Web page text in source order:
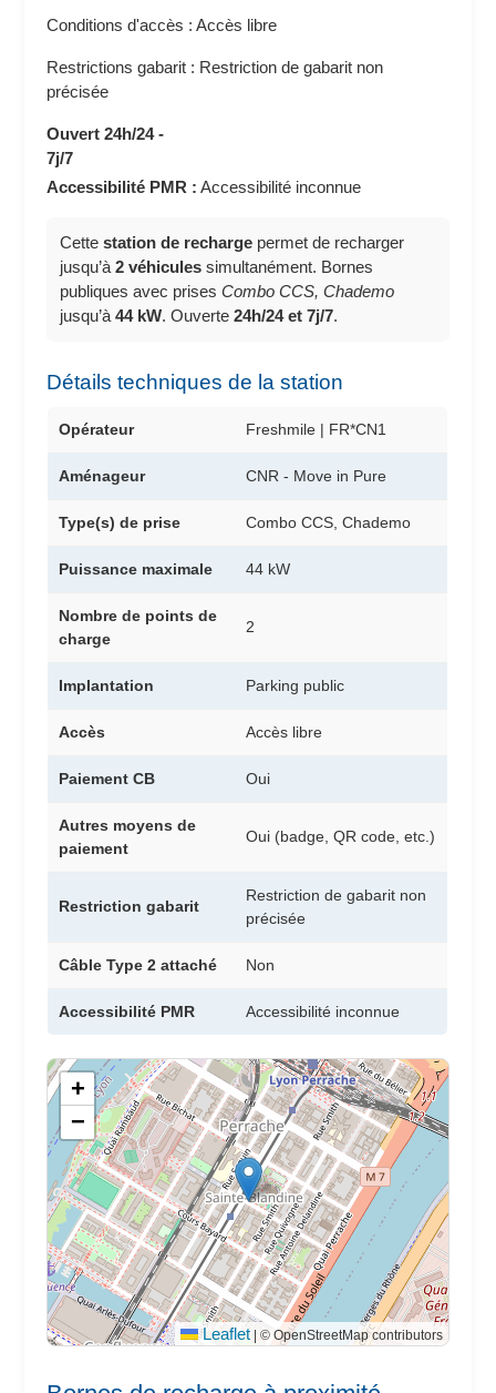
Conditions d'accès : Accès libre
Restrictions gabarit : Restriction de gabarit non
précisée
Ouvert 24h/24 -
7j/7
Accessibilité PMR : Accessibilité inconnue
Cettestation de recharge permet de recharger
jusqu’à2 véhicules simultanément. Bornes
publiques avec prisesCombo CCS, Chademo
jusqu’à44 kW. Ouverte24h/24 et 7j/7.
Détails techniques de la station
Opérateur Freshmile | FR*CN1
Aménageur CNR - Move in Pure
Type(s) de prise Combo CCS, Chademo
Puissance maximale 44 kW
Nombre de points de
charge
2
Implantation Parking public
Accès Accès libre
Paiement CB Oui
Autres moyens de
paiement
Oui (badge, QR code, etc.)
Restriction gabarit
Restriction de gabarit non
précisée
Câble Type 2 attaché Non
Accessibilité PMR Accessibilité inconnue
+
−
Leaflet © OpenStreetMap contributors